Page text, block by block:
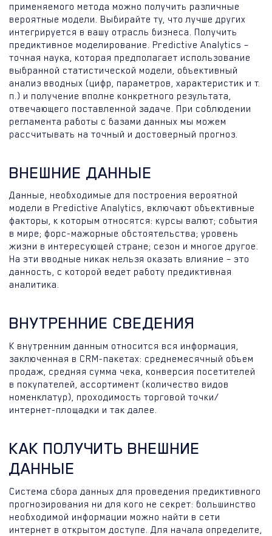
применяемого метода можно получить различные
вероятные модели. Выбирайте ту, что лучше других
интегрируется в вашу отрасль бизнеса. Получить
предиктивное моделирование. Predictive Analytics –
точная наука, которая предполагает использование
выбранной статистической модели, объективный
анализ вводных (цифр, параметров, характеристик и т.
п.) и получение вполне конкретного результата,
отвечающего поставленной задаче. При соблюдении
регламента работы с базами данных мы можем
рассчитывать на точный и достоверный прогноз.
ВНЕШНИЕ ДАННЫЕ
Данные, необходимые для построения вероятной
модели в Predictive Analytics, включают объективные
факторы, к которым относятся: курсы валют; события
в мире; форс-мажорные обстоятельства; уровень
жизни в интересующей стране; сезон и многое другое.
На эти вводные никак нельзя оказать влияние – это
данность, с которой ведет работу предиктивная
аналитика.
ВНУТРЕННИЕ СВЕДЕНИЯ
К внутренним данным относится вся информация,
заключенная в CRM-пакетах: среднемесячный объем
продаж, средняя сумма чека, конверсия посетителей
в покупателей, ассортимент (количество видов
номенклатур), проходимость торговой точки/
интернет-площадки и так далее.
КАК ПОЛУЧИТЬ ВНЕШНИЕ
ДАННЫЕ
Система сбора данных для проведения предиктивного
прогнозирования ни для кого не секрет: большинство
необходимой информации можно найти в сети
интернет в открытом доступе. Для начала определите,